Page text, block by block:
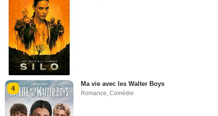
4
Ma vie avec les Walter Boys
Romance,Comédie